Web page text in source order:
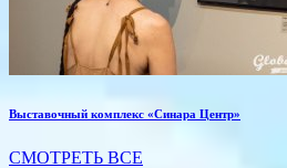
Выставочный комплекс «Синара Центр»
СМОТРЕТЬ ВСЕ